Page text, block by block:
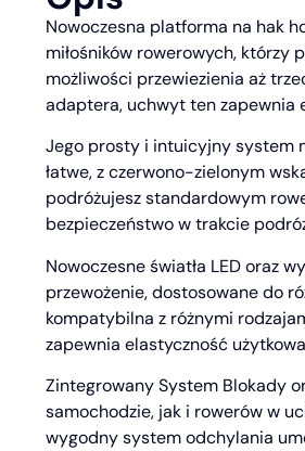
Nowoczesna platforma na hak
miłośników rowerowych, którzy
możliwości przewiezienia aż
adaptera, uchwyt ten zapewnia
Jego prosty i intuicyjny system
łatwe, z czerwono-zielonym
podróżujesz standardowym
bezpieczeństwo w trakcie
Nowoczesne światła LED oraz
przewożenie, dostosowane do
kompatybilna z różnymi
zapewnia elastyczność
Zintegrowany System Blokady
samochodzie, jak i rowerów w
wygodny system odchylania